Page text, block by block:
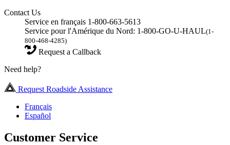
Contact Us
Service en français 1-800-663-5613
Service pour l'Amérique du Nord: 1-800-GO-U-HAUL(1-
800-468-4285)
Request a Callback
Need help?
Request Roadside Assistance
Français
Español
Customer Service